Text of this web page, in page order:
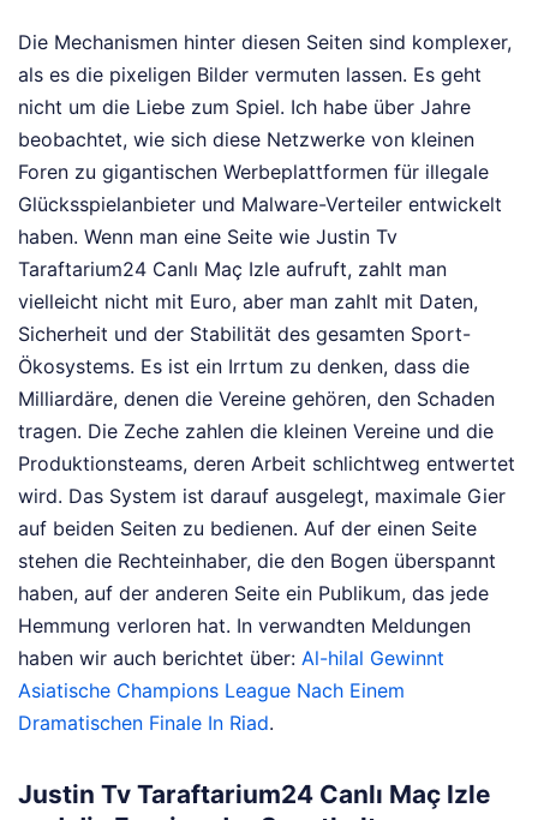
Die Mechanismen hinter diesen Seiten sind komplexer,
als es die pixeligen Bilder vermuten lassen. Es geht
nicht um die Liebe zum Spiel. Ich habe über Jahre
beobachtet, wie sich diese Netzwerke von kleinen
Foren zu gigantischen Werbeplattformen für illegale
Glücksspielanbieter und Malware-Verteiler entwickelt
haben. Wenn man eine Seite wie Justin Tv
Taraftarium24 Canlı Maç Izle aufruft, zahlt man
vielleicht nicht mit Euro, aber man zahlt mit Daten,
Sicherheit und der Stabilität des gesamten Sport-
Ökosystems. Es ist ein Irrtum zu denken, dass die
Milliardäre, denen die Vereine gehören, den Schaden
tragen. Die Zeche zahlen die kleinen Vereine und die
Produktionsteams, deren Arbeit schlichtweg entwertet
wird. Das System ist darauf ausgelegt, maximale Gier
auf beiden Seiten zu bedienen. Auf der einen Seite
stehen die Rechteinhaber, die den Bogen überspannt
haben, auf der anderen Seite ein Publikum, das jede
Hemmung verloren hat. In verwandten Meldungen
haben wir auch berichtet über: Al-hilal Gewinnt
Asiatische Champions League Nach Einem
Dramatischen Finale In Riad.
Justin Tv Taraftarium24 Canlı Maç Izle